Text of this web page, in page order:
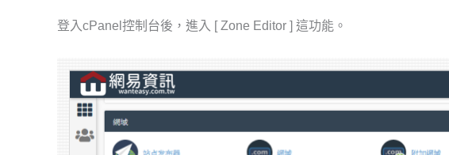
登入cPanel控制台後，進入 [ Zone Editor ] 這功能。